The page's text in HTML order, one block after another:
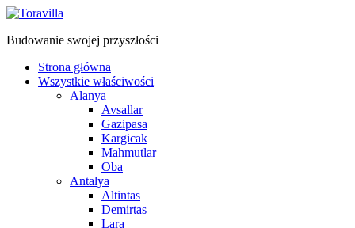
Budowanie swojej przyszłości
Strona główna
Wszystkie właściwości
Alanya
Avsallar
Gazipasa
Kargicak
Mahmutlar
Oba
Antalya
Altintas
Demirtas
Lara